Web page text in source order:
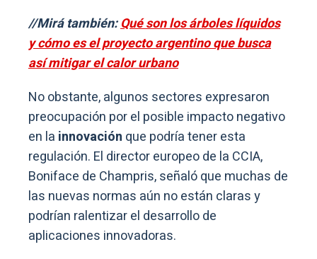
//Mirá también:Qué son los árboles líquidos
y cómo es el proyecto argentino que busca
así mitigar el calor urbano
No obstante, algunos sectores expresaron
preocupación por el posible impacto negativo
en la innovación que podría tener esta
regulación. El director europeo de la CCIA,
Boniface de Champris, señaló que muchas de
las nuevas normas aún no están claras y
podrían ralentizar el desarrollo de
aplicaciones innovadoras.